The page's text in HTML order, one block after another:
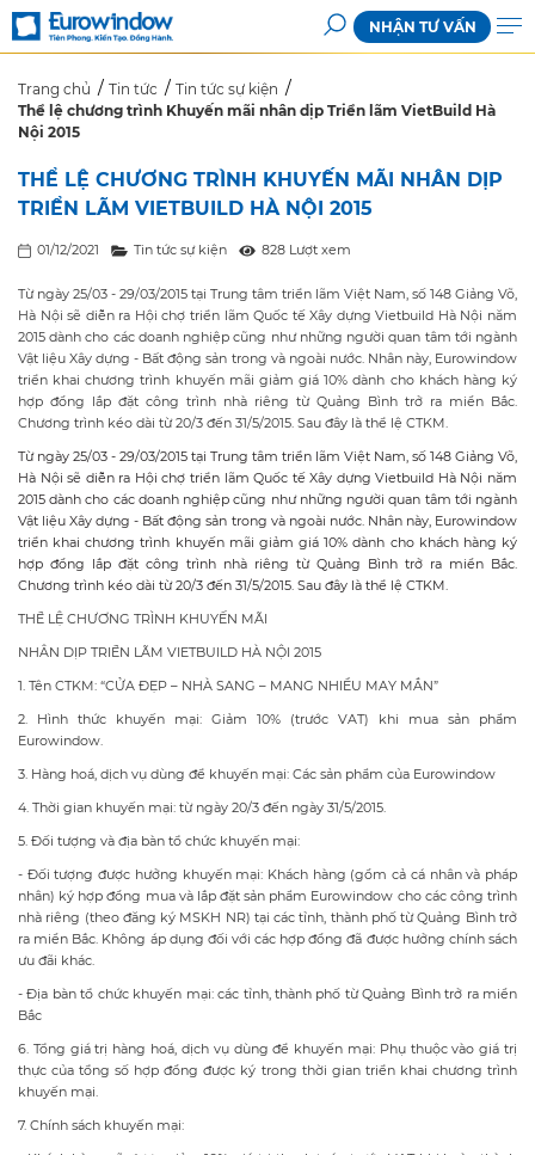
NHẬN TƯ VẤN
Trang chủ Tin tức
Tin tức sự kiện
Thể lệ chương trình Khuyến mãi nhân dịp Triển lãm VietBuild Hà
Nội 2015
THỂ LỆ CHƯƠNG TRÌNH KHUYẾN MÃI NHÂN DỊP
TRIỂN LÃM VIETBUILD HÀ NỘI 2015
01/12/2021 Tin tức sự kiện 828 Lượt xem
Từ ngày 25/03 - 29/03/2015 tại Trung tâm triển lãm Việt Nam, số 148 Giảng Võ,
Hà Nội sẽ diễn ra Hội chợ triển lãm Quốc tế Xây dựng Vietbuild Hà Nội năm
2015 dành cho các doanh nghiệp cũng như những người quan tâm tới ngành
Vật liệu Xây dựng - Bất động sản trong và ngoài nước. Nhân này, Eurowindow
triển khai chương trình khuyến mãi giảm giá 10% dành cho khách hàng ký
hợp đồng lắp đặt công trình nhà riêng từ Quảng Bình trở ra miền Bắc.
Chương trình kéo dài từ 20/3 đến 31/5/2015. Sau đây là thể lệ CTKM.
Từ ngày 25/03 - 29/03/2015 tại Trung tâm triển lãm Việt Nam, số 148 Giảng Võ,
Hà Nội sẽ diễn ra Hội chợ triển lãm Quốc tế Xây dựng Vietbuild Hà Nội năm
2015 dành cho các doanh nghiệp cũng như những người quan tâm tới ngành
Vật liệu Xây dựng - Bất động sản trong và ngoài nước. Nhân này, Eurowindow
triển khai chương trình khuyến mãi giảm giá 10% dành cho khách hàng ký
hợp đồng lắp đặt công trình nhà riêng từ Quảng Bình trở ra miền Bắc.
Chương trình kéo dài từ 20/3 đến 31/5/2015. Sau đây là thể lệ CTKM.
THỂ LỆ CHƯƠNG TRÌNH KHUYẾN MÃI
NHÂN DỊP TRIỂN LÃM VIETBUILD HÀ NỘI 2015
1. Tên CTKM: “CỬA ĐẸP – NHÀ SANG – MANG NHIỀU MAY MẮN”
2. Hình thức khuyến mại: Giảm 10% (trước VAT) khi mua sản phẩm
Eurowindow.
3. Hàng hoá, dịch vụ dùng để khuyến mại: Các sản phẩm của Eurowindow
4. Thời gian khuyến mại: từ ngày 20/3 đến ngày 31/5/2015.
5. Đối tượng và địa bàn tổ chức khuyến mại:
- Đối tượng được hưởng khuyến mại: Khách hàng (gồm cả cá nhân và pháp
nhân) ký hợp đồng mua và lắp đặt sản phẩm Eurowindow cho các công trình
nhà riêng (theo đăng ký MSKH NR) tại các tỉnh, thành phố từ Quảng Bình trở
ra miền Bắc. Không áp dụng đối với các hợp đồng đã được hưởng chính sách
ưu đãi khác.
- Địa bàn tổ chức khuyến mại: các tỉnh, thành phố từ Quảng Bình trở ra miền
Bắc
6. Tổng giá trị hàng hoá, dịch vụ dùng để khuyến mại: Phụ thuộc vào giá trị
thực của tổng số hợp đồng được ký trong thời gian triển khai chương trình
khuyến mại.
7. Chính sách khuyến mại: